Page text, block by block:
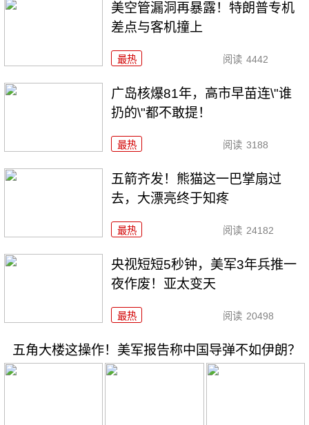
美空管漏洞再暴露！特朗普专机
差点与客机撞上
最热 阅读 4442
广岛核爆81年，高市早苗连\"谁
扔的\"都不敢提！
最热 阅读 3188
五箭齐发！熊猫这一巴掌扇过
去，大漂亮终于知疼
最热 阅读 24182
央视短短5秒钟，美军3年兵推一
夜作废！亚太变天
最热 阅读 20498
五角大楼这操作！美军报告称中国导弹不如伊朗？